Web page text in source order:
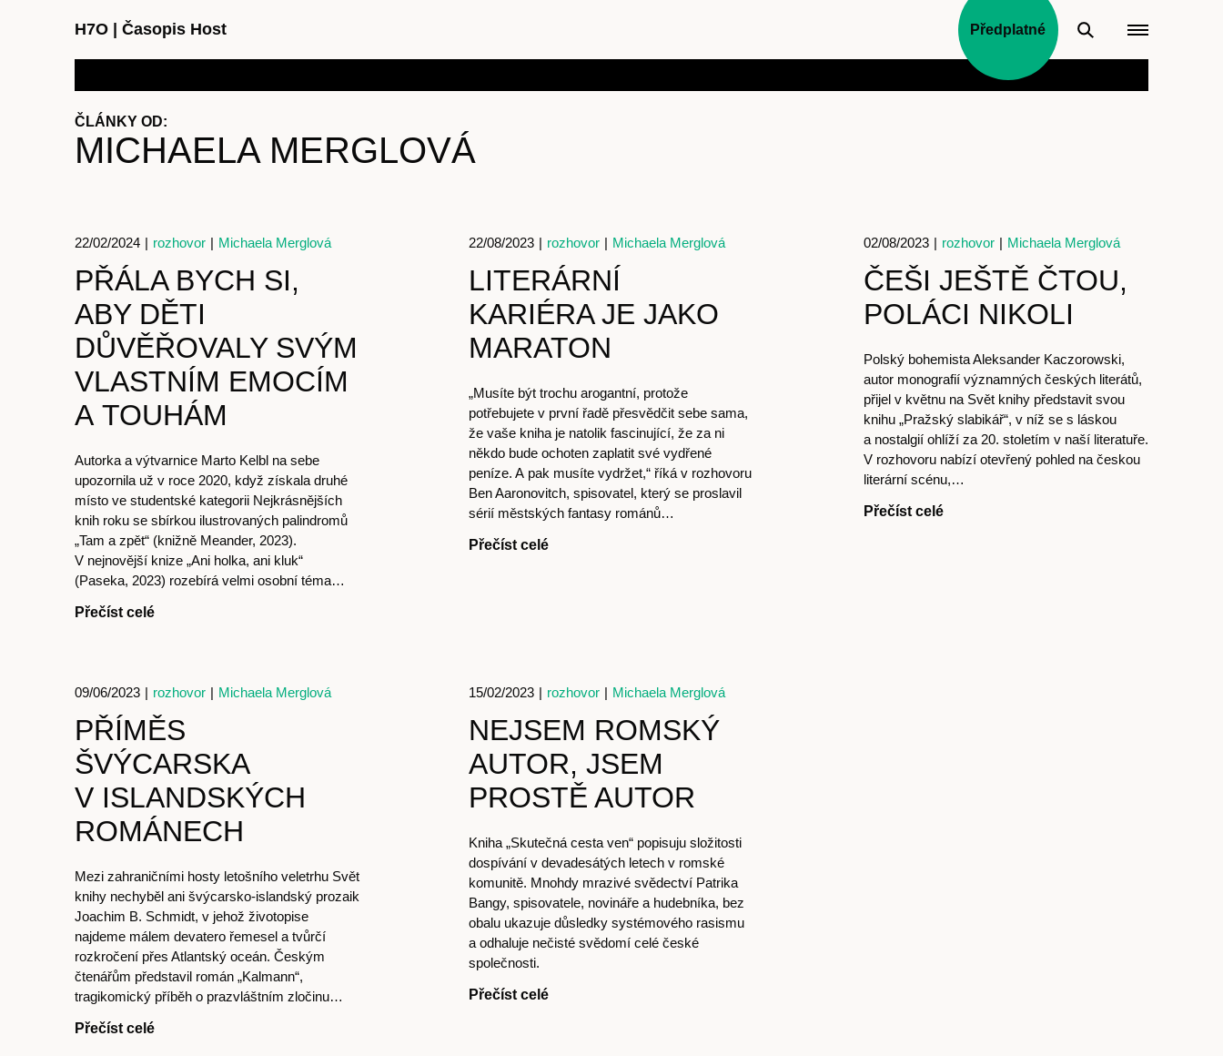
H7O Časopis Host Předplatné
Články Časopis
Hostcast
O nás Obchod
ČLÁNKY OD:
MICHAELA MERGLOVÁ
22/02/2024 | rozhovor | Michaela Merglová
PŘÁLA BYCH SI,
ABY DĚTI
DŮVĚŘOVALY SVÝM
VLASTNÍM EMOCÍM
A TOUHÁM
Autorka a výtvarnice Marto Kelbl na sebe
upozornila už v roce 2020, když získala druhé
místo ve studentské kategorii Nejkrásnějších
knih roku se sbírkou ilustrovaných palindromů
„Tam a zpět“ (knižně Meander, 2023).
V nejnovější knize „Ani holka, ani kluk“
(Paseka, 2023) rozebírá velmi osobní téma…
Přečíst celé
22/08/2023 | rozhovor | Michaela Merglová
LITERÁRNÍ
KARIÉRA JE JAKO
MARATON
„Musíte být trochu arogantní, protože
potřebujete v první řadě přesvědčit sebe sama,
že vaše kniha je natolik fascinující, že za ni
někdo bude ochoten zaplatit své vydřené
peníze. A pak musíte vydržet,“ říká v rozhovoru
Ben Aaronovitch, spisovatel, který se proslavil
sérií městských fantasy románů…
Přečíst celé
02/08/2023 | rozhovor | Michaela Merglová
ČEŠI JEŠTĚ ČTOU,
POLÁCI NIKOLI
Polský bohemista Aleksander Kaczorowski,
autor monografií významných českých literátů,
přijel v květnu na Svět knihy představit svou
knihu „Pražský slabikář“, v níž se s láskou
a nostalgií ohlíží za 20. stoletím v naší literatuře.
V rozhovoru nabízí otevřený pohled na českou
literární scénu,…
Přečíst celé
09/06/2023 | rozhovor | Michaela Merglová
PŘÍMĚS
ŠVÝCARSKA
V ISLANDSKÝCH
ROMÁNECH
Mezi zahraničními hosty letošního veletrhu Svět
knihy nechyběl ani švýcarsko-islandský prozaik
Joachim B. Schmidt, v jehož životopise
najdeme málem devatero řemesel a tvůrčí
rozkročení přes Atlantský oceán. Českým
čtenářům představil román „Kalmann“,
tragikomický příběh o prazvláštním zločinu…
Přečíst celé
15/02/2023 | rozhovor | Michaela Merglová
NEJSEM ROMSKÝ
AUTOR, JSEM
PROSTĚ AUTOR
Kniha „Skutečná cesta ven“ popisuju složitosti
dospívání v devadesátých letech v romské
komunitě. Mnohdy mrazivé svědectví Patrika
Bangy, spisovatele, novináře a hudebníka, bez
obalu ukazuje důsledky systémového rasismu
a odhaluje nečisté svědomí celé české
společnosti.
Přečíst celé